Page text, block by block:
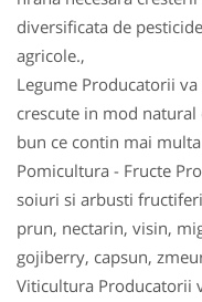
diversificata de
agricole.,
Legume Producatorii
crescute in mod
bun ce contin mai
Pomicultura - Fructe
soiuri si arbusti
prun, nectarin, visin,
gojiberry, capsun,
Viticultura Producatorii